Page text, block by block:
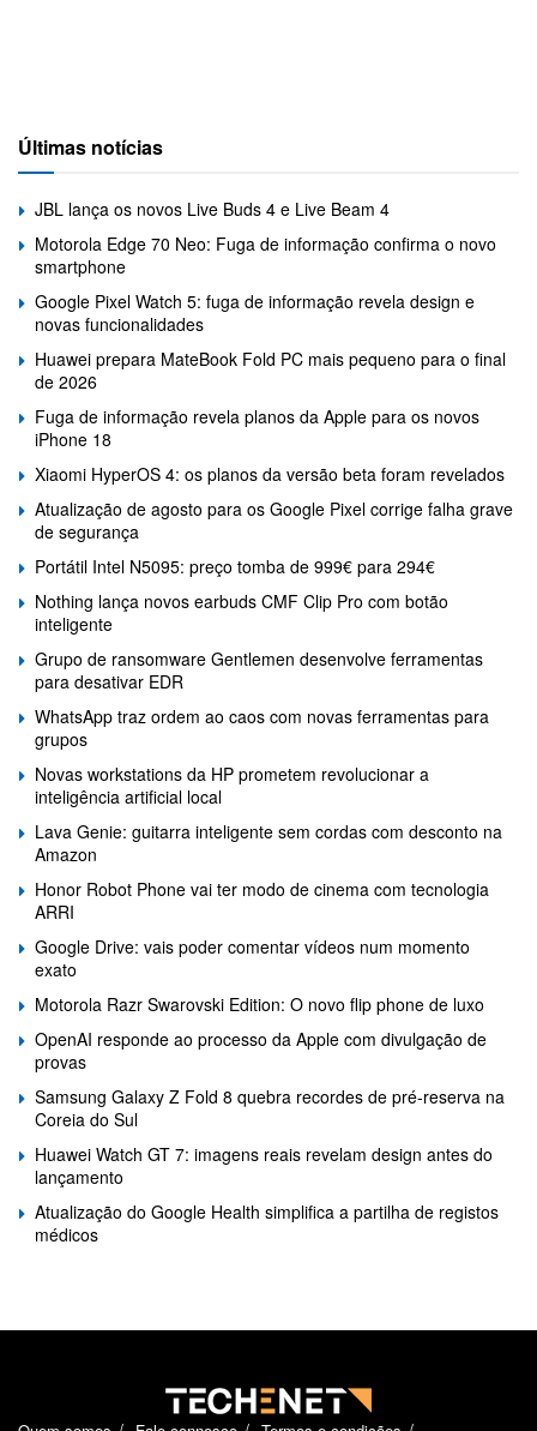
Últimas notícias
JBL lança os novos Live Buds 4 e Live Beam 4
Motorola Edge 70 Neo: Fuga de informação confirma o novo
smartphone
Google Pixel Watch 5: fuga de informação revela design e
novas funcionalidades
Huawei prepara MateBook Fold PC mais pequeno para o final
de 2026
Fuga de informação revela planos da Apple para os novos
iPhone 18
Xiaomi HyperOS 4: os planos da versão beta foram revelados
Atualização de agosto para os Google Pixel corrige falha grave
de segurança
Portátil Intel N5095: preço tomba de 999€ para 294€
Nothing lança novos earbuds CMF Clip Pro com botão
inteligente
Grupo de ransomware Gentlemen desenvolve ferramentas
para desativar EDR
WhatsApp traz ordem ao caos com novas ferramentas para
grupos
Novas workstations da HP prometem revolucionar a
inteligência artificial local
Lava Genie: guitarra inteligente sem cordas com desconto na
Amazon
Honor Robot Phone vai ter modo de cinema com tecnologia
ARRI
Google Drive: vais poder comentar vídeos num momento
exato
Motorola Razr Swarovski Edition: O novo flip phone de luxo
OpenAI responde ao processo da Apple com divulgação de
provas
Samsung Galaxy Z Fold 8 quebra recordes de pré-reserva na
Coreia do Sul
Huawei Watch GT 7: imagens reais revelam design antes do
lançamento
Atualização do Google Health simplifica a partilha de registos
médicos